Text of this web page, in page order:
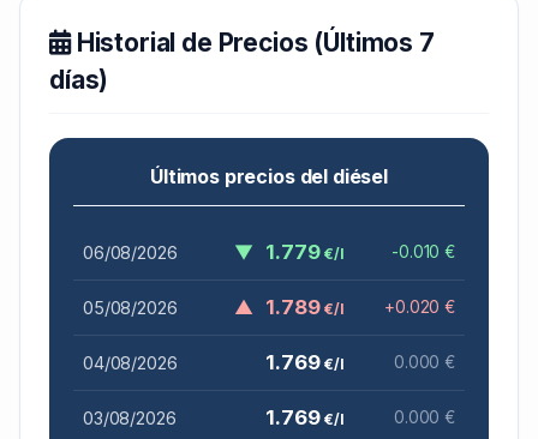
Historial de Precios (Últimos 7
días)
Últimos precios del diésel
06/08/2026 ▼ 1.779€/l -0.010 €
05/08/2026 ▲ 1.789€/l +0.020 €
04/08/2026 1.769€/l 0.000 €
03/08/2026 1.769€/l 0.000 €